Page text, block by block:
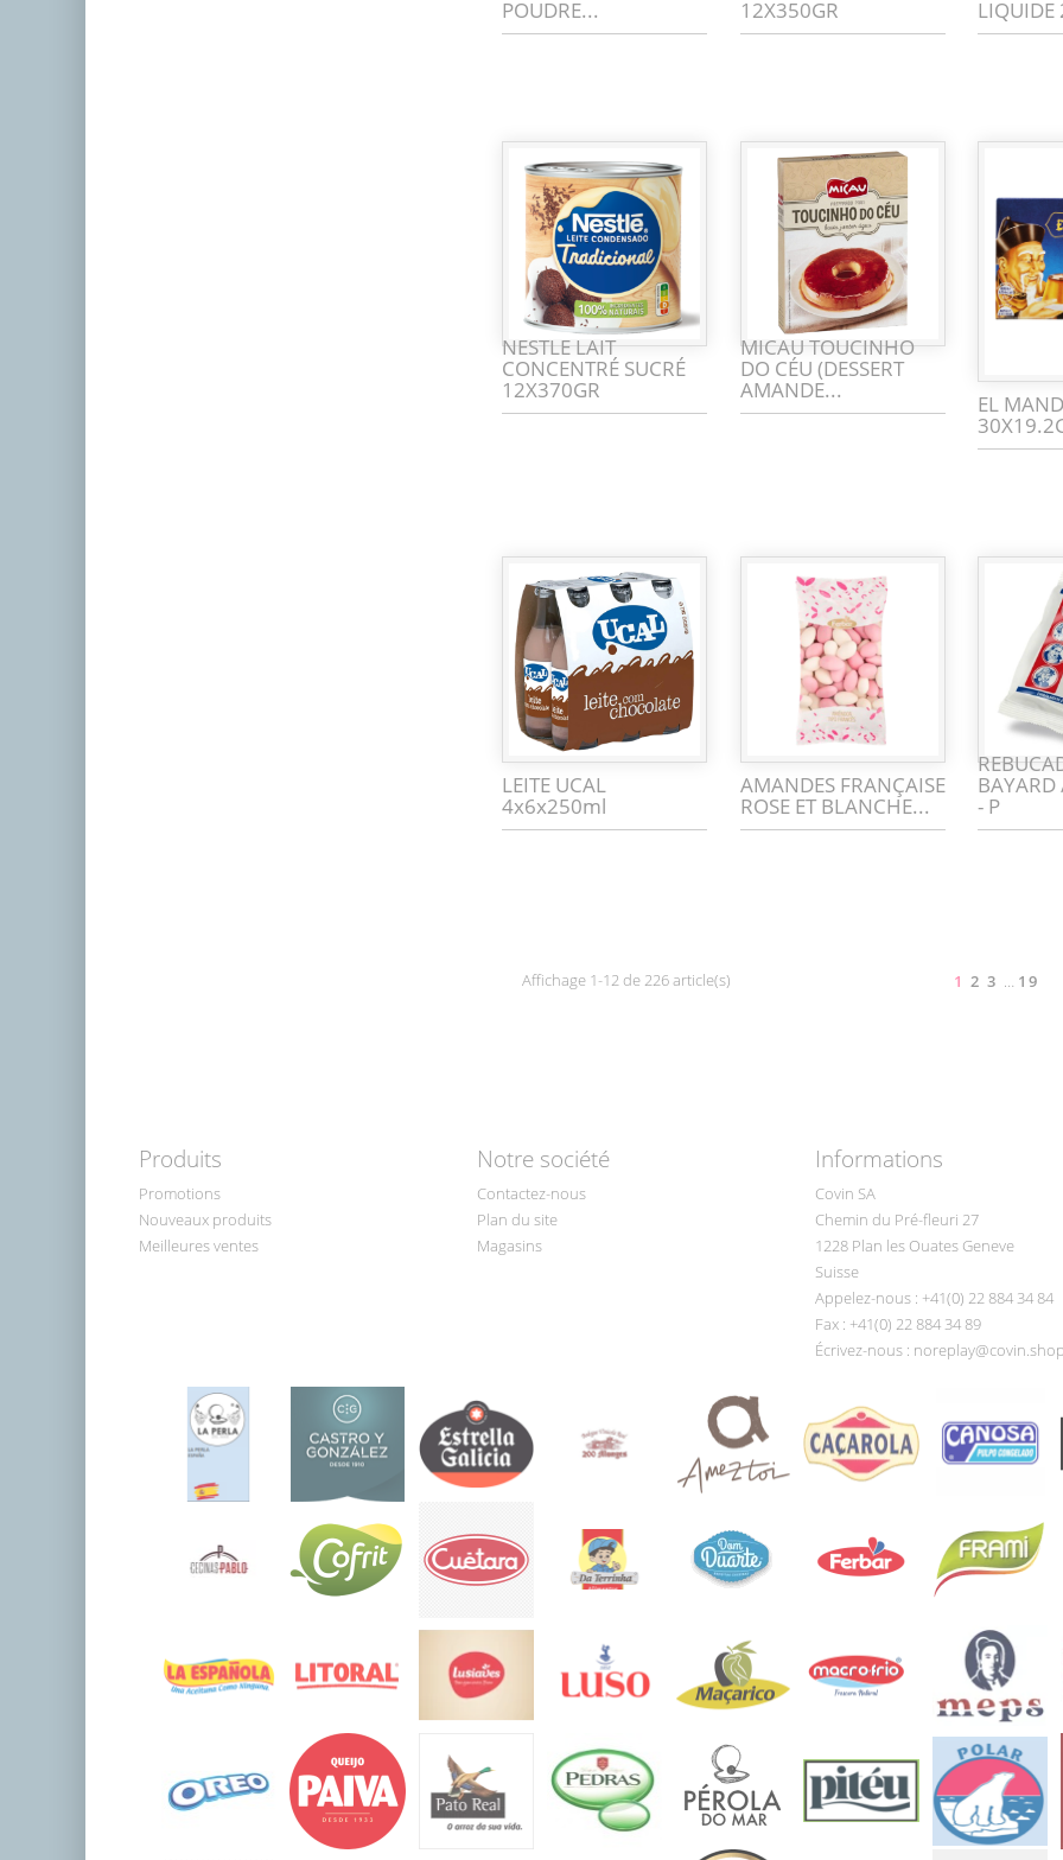
POUDRE... 12X350GR LIQUIDE
NESTLE LAIT
CONCENTRÉ SUCRÉ
12X370GR
MICAU TOUCINHO
DO CÉU (DESSERT
AMANDE...
EL
LEITE UCAL
4x6x250ml
AMANDES FRANÇAISE
ROSE ET BLANCHE... - P
Affichage 1-12 de 226 article(s) 1 2 3 19
Produits
Promotions
Nouveaux produits
Meilleures ventes
Notre société
Contactez-nous
Plan du site
Magasins
Informations
Covin SA
Chemin du Pré-fleuri 27
1228 Plan les Ouates Geneve
Suisse
Appelez-nous : +41(0) 22 884 34 84
Fax : +41(0) 22 884 34 89
Écrivez-nous :